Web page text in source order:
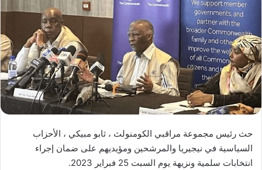
حث رئيس مجموعة مراقبي الكومنولث ، ثابو مبيكي ، الأحزاب
السياسية في نيجيريا والمرشحين ومؤيديهم على ضمان إجراء
انتخابات سلمية ونزيهة يوم السبت 25 فبراير 2023.